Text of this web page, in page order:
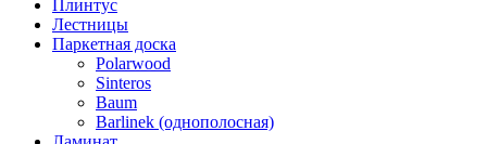
Плинтус
Лестницы
Паркетная доска
Polarwood
Sinteros
Baum
Barlinek (однополосная)